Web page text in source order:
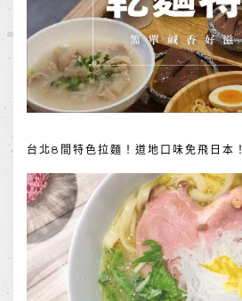
台北8間特色拉麵！道地口味免飛日本！